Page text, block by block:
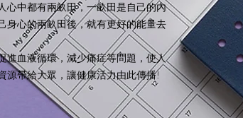
心中都有兩畝田，一畝田是自己的內
身心的兩畝田後，就有更好的能量去
進血液循環，減少痛症等問題，使人
源帶給大眾，讓健康活力由此傳播!
天然來
來源防腐
使用方
水洗淨。
保存方式
注意事項
不適請即
＊圖片